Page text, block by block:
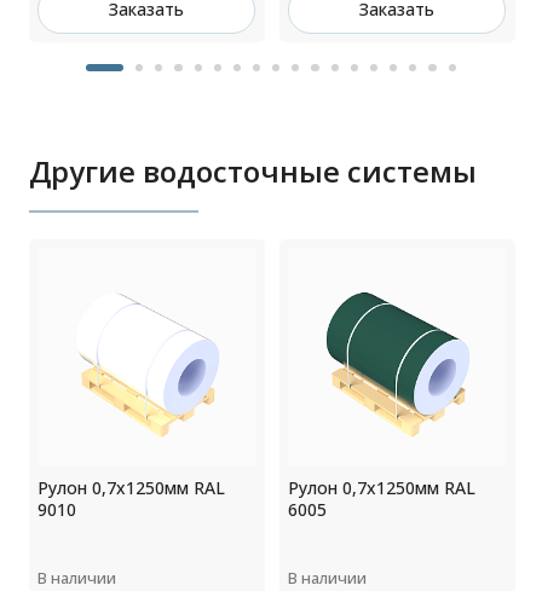
Заказать Заказать
Другие водосточные системы
Рулон 0,7x1250мм RAL
9010
В наличии
Рулон 0,7x1250мм RAL
6005
В наличии